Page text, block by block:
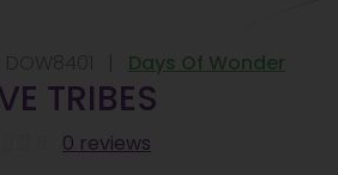
Days Of Wonder
TRIBES
0 reviews